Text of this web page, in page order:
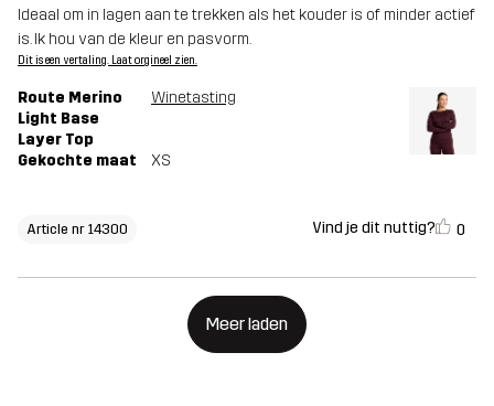
Ideaal om in lagen aan te trekken als het kouder is of minder actief
is. Ik hou van de kleur en pasvorm.
Dit is een vertaling. Laat orgineel zien.
Route Merino
Light Base
Layer Top
Winetasting
Gekochte maat XS
Article nr 14300 Vind je dit nuttig? 0
Meer laden